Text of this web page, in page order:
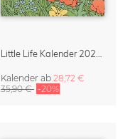
Little Life Kalender 2027 von Simone Goder
Kalender ab 28,72 €
35,90 € -20%